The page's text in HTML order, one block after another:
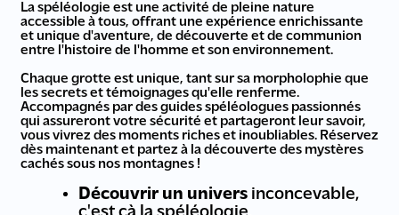
La spéléologie est une activité de pleine nature
accessible à tous, offrant une expérience enrichissante
et unique d'aventure, de découverte et de communion
entre l'histoire de l'homme et son environnement.
Chaque grotte est unique, tant sur sa morpholophie que
les secrets et témoignages qu'elle renferme.
Accompagnés par des guides spéléologues passionnés
qui assureront votre sécurité et partageront leur savoir,
vous vivrez des moments riches et inoubliables. Réservez
dès maintenant et partez à la découverte des mystères
cachés sous nos montagnes !
Découvrir un univers inconcevable,